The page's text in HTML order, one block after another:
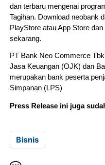
dan terbaru mengenai
Tagihan. Download neobank
PlayStore atauApp Store dan
sekarang.
PT Bank Neo Commerce
Jasa Keuangan (OJK) dan
merupakan bank peserta
Simpanan (LPS)
Press Release ini juga
Bisnis